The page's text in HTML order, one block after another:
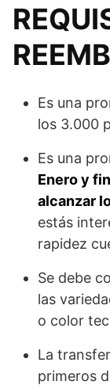
Es una
los 3.000
Es una
Enero y
alcanzar
estás
rapidez
Se debe
las
o color
La
primeros